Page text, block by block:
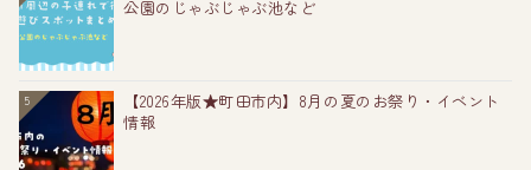
公園のじゃぶじゃぶ池など
5
【2026年版★町田市内】8月の夏のお祭り・イベント
情報